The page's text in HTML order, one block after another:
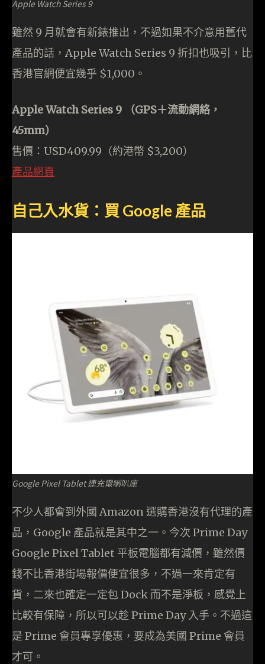
Apple Watch Series 9
雖然 9 月就會有新錶推出，不過如果不介意用舊代
產品的話，Apple Watch Series 9 折扣也吸引，比
香港官網便宜幾乎 $1,000。
Apple Watch Series 9 （GPS＋流動網絡，
45mm）
售價：USD409.99（約港幣 $3,200）
產品網頁
自己入水貨：買 Google 產品
Google Pixel Tablet 連充電喇叭座
不少人都會到外國 Amazon 選購香港沒有代理的產
品，Google 產品就是其中之一。今次 Prime Day
Google Pixel Tablet 平板電腦都有減價，雖然價
錢不比香港街場報價便宜很多，不過一來肯定有
貨，二來也確定一定包 Dock 而不是淨板，感覺上
比較有保障，所以可以趁 Prime Day 入手。不過這
是 Prime 會員專享優惠，要成為美國 Prime 會員
才可。